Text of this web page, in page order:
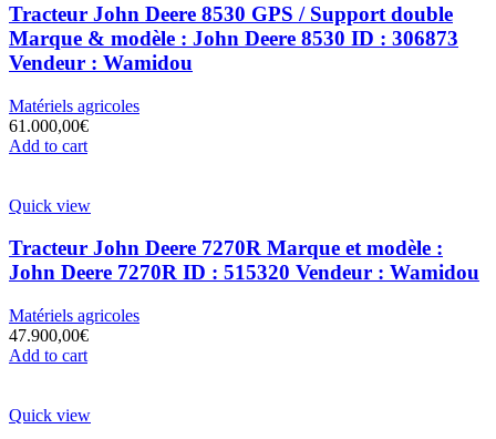
Tracteur John Deere 8530 GPS / Support double
Marque & modèle : John Deere 8530 ID : 306873
Vendeur : Wamidou
Matériels agricoles
61.000,00€
Add to cart
Quick view
Tracteur John Deere 7270R Marque et modèle :
John Deere 7270R ID : 515320 Vendeur : Wamidou
Matériels agricoles
47.900,00€
Add to cart
Quick view